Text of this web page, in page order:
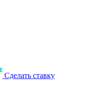
Сделать ставку